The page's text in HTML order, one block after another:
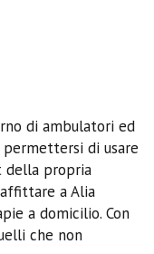
di ambulatori ed
di usare
della propria
a Alia
a domicilio. Con
che non